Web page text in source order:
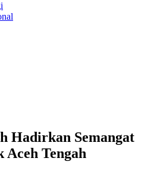
Hadirkan Semangat
Aceh Tengah